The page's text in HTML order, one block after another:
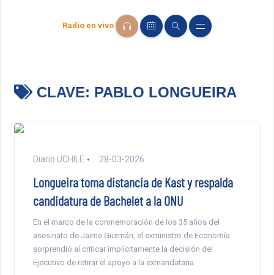
Radio en vivo
CLAVE: PABLO LONGUEIRA
Diario UCHILE 28-03-2026
Longueira toma distancia de Kast y respalda
candidatura de Bachelet a la ONU
En el marco de la conmemoración de los 35 años del
asesinato de Jaime Guzmán, el exministro de Economía
sorprendió al criticar implícitamente la decisión del
Ejecutivo de retirar el apoyo a la exmandataria.